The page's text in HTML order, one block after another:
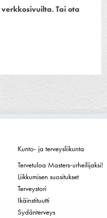
verkkosivuilta. Tai ota
Kunto- ja terveysliikunta
Tervetuloa Masters-urheilijaksi!
Liikkumisen suositukset
Terveystori
Ikäinstituutti
Sydänterveys